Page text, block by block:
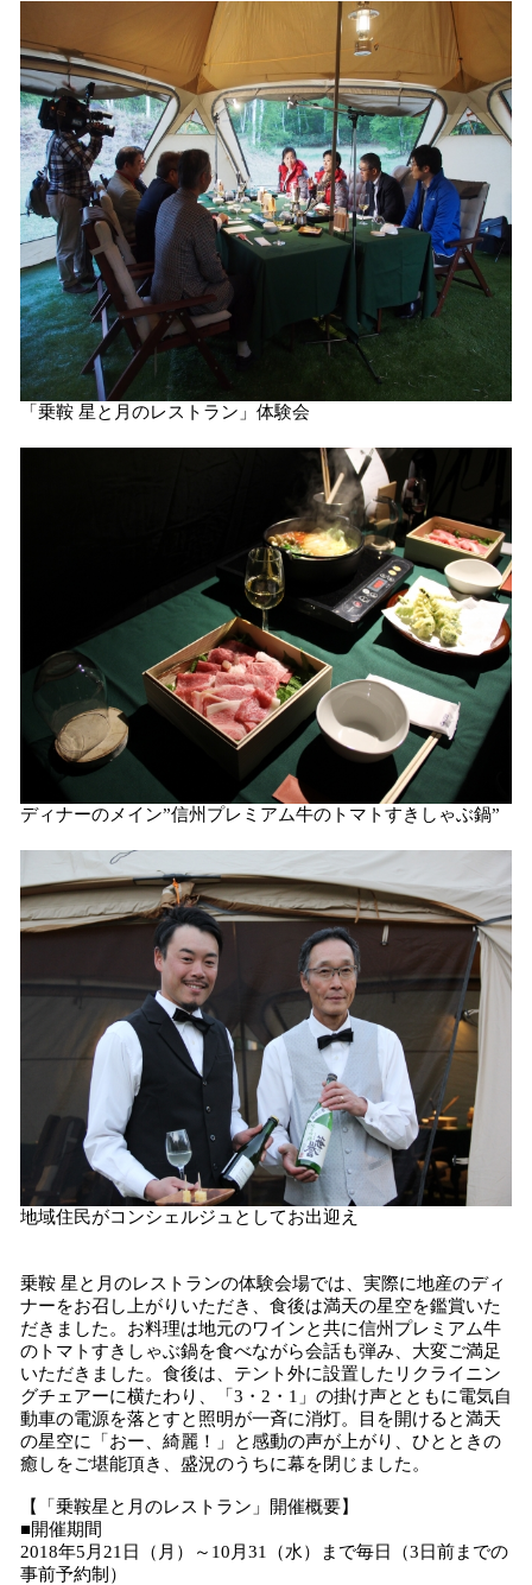
「乗鞍 星と月のレストラン」体験会
ディナーのメイン”信州プレミアム牛のトマトすきしゃぶ鍋”
地域住民がコンシェルジュとしてお出迎え
乗鞍 星と月のレストランの体験会場では、実際に地産のディ
ナーをお召し上がりいただき、食後は満天の星空を鑑賞いた
だきました。お料理は地元のワインと共に信州プレミアム牛
のトマトすきしゃぶ鍋を食べながら会話も弾み、大変ご満足
いただきました。食後は、テント外に設置したリクライニン
グチェアーに横たわり、「3・2・1」の掛け声とともに電気自
動車の電源を落とすと照明が一斉に消灯。目を開けると満天
の星空に「おー、綺麗！」と感動の声が上がり、ひとときの
癒しをご堪能頂き、盛況のうちに幕を閉じました。
【「乗鞍星と月のレストラン」開催概要】
■開催期間
2018年5月21日（月）～10月31（水）まで毎日（3日前までの
事前予約制）